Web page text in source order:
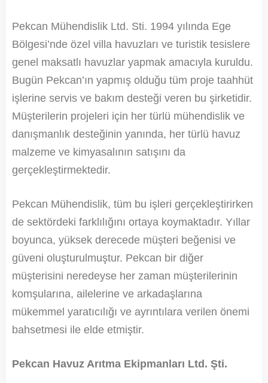
Pekcan Mühendislik Ltd. Sti. 1994 yılında Ege
Bölgesi’nde özel villa havuzları ve turistik tesislere
genel maksatlı havuzlar yapmak amacıyla kuruldu.
Bugün Pekcan’ın yapmış olduğu tüm proje taahhüt
işlerine servis ve bakım desteği veren bu şirketidir.
Müşterilerin projeleri için her türlü mühendislik ve
danışmanlık desteğinin yanında, her türlü havuz
malzeme ve kimyasalının satışını da
gerçekleştirmektedir.
Pekcan Mühendislik, tüm bu işleri gerçekleştirirken
de sektördeki farklılığını ortaya koymaktadır. Yıllar
boyunca, yüksek derecede müşteri beğenisi ve
güveni oluşturulmuştur. Pekcan bir diğer
müşterisini neredeyse her zaman müşterilerinin
komşularına, ailelerine ve arkadaşlarına
mükemmel yaratıcılığı ve ayrıntılara verilen önemi
bahsetmesi ile elde etmiştir.
Pekcan Havuz Arıtma Ekipmanları Ltd. Şti.